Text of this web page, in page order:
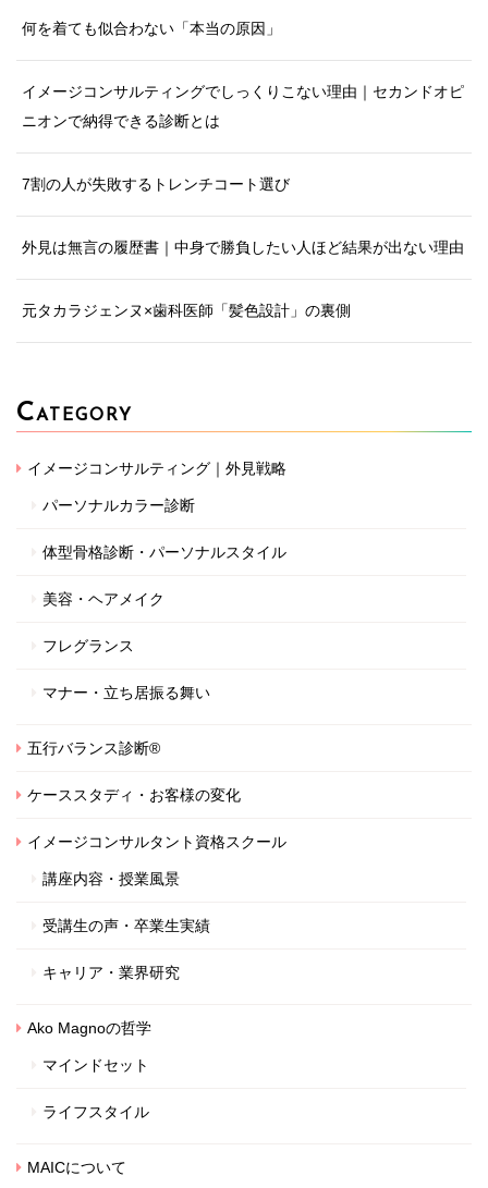
何を着ても似合わない「本当の原因」
イメージコンサルティングでしっくりこない理由｜セカンドオピ
ニオンで納得できる診断とは
7割の人が失敗するトレンチコート選び
外見は無言の履歴書｜中身で勝負したい人ほど結果が出ない理由
元タカラジェンヌ×歯科医師「髪色設計」の裏側
CATEGORY
イメージコンサルティング｜外見戦略
パーソナルカラー診断
体型骨格診断・パーソナルスタイル
美容・ヘアメイク
フレグランス
マナー・立ち居振る舞い
五行バランス診断®
ケーススタディ・お客様の変化
イメージコンサルタント資格スクール
講座内容・授業風景
受講生の声・卒業生実績
キャリア・業界研究
Ako Magnoの哲学
マインドセット
ライフスタイル
MAICについて